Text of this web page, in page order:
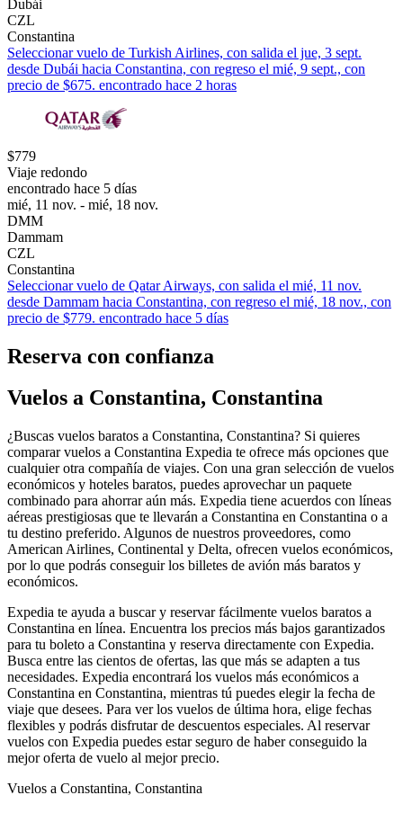
Dubái
CZL
Constantina
Seleccionar vuelo de Turkish Airlines, con salida el jue, 3 sept.
desde Dubái hacia Constantina, con regreso el mié, 9 sept., con
precio de $675. encontrado hace 2 horas
$779
Viaje redondo
encontrado hace 5 días
mié, 11 nov. - mié, 18 nov.
DMM
Dammam
CZL
Constantina
Seleccionar vuelo de Qatar Airways, con salida el mié, 11 nov.
desde Dammam hacia Constantina, con regreso el mié, 18 nov., con
precio de $779. encontrado hace 5 días
Reserva con confianza
Vuelos a Constantina, Constantina
¿Buscas vuelos baratos a Constantina, Constantina? Si quieres
comparar vuelos a Constantina Expedia te ofrece más opciones que
cualquier otra compañía de viajes. Con una gran selección de vuelos
económicos y hoteles baratos, puedes aprovechar un paquete
combinado para ahorrar aún más. Expedia tiene acuerdos con líneas
aéreas prestigiosas que te llevarán a Constantina en Constantina o a
tu destino preferido. Algunos de nuestros proveedores, como
American Airlines, Continental y Delta, ofrecen vuelos económicos,
por lo que podrás conseguir los billetes de avión más baratos y
económicos.
Expedia te ayuda a buscar y reservar fácilmente vuelos baratos a
Constantina en línea. Encuentra los precios más bajos garantizados
para tu boleto a Constantina y reserva directamente con Expedia.
Busca entre las cientos de ofertas, las que más se adapten a tus
necesidades. Expedia encontrará los vuelos más económicos a
Constantina en Constantina, mientras tú puedes elegir la fecha de
viaje que desees. Para ver los vuelos de última hora, elige fechas
flexibles y podrás disfrutar de descuentos especiales. Al reservar
vuelos con Expedia puedes estar seguro de haber conseguido la
mejor oferta de vuelo al mejor precio.
Vuelos a Constantina, Constantina